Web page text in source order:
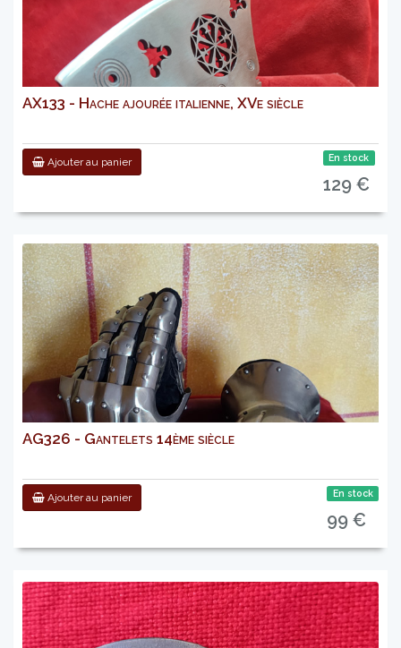
AX133 - Hache ajourée italienne, XVe siècle
Ajouter au panier En stock
129 €
AG326 - Gantelets 14ème siècle
Ajouter au panier En stock
99 €